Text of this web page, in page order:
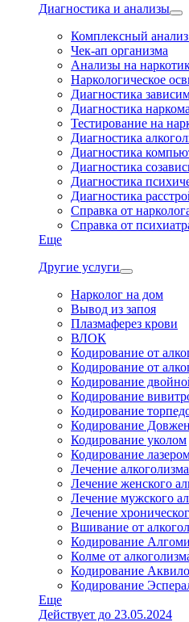
Диагностика и анализы
Комплексный
Чек-ап организма
Анализы на
Наркологическое
Диагностика
Диагностика
Тестирование на
Диагностика
Диагностика
Диагностика
Диагностика
Диагностика
Справка от
Справка от
Еще
Другие услуги
Нарколог на дом
Вывод из запоя
Плазмаферез крови
ВЛОК
Кодирование от
Кодирование от
Кодирование
Кодирование
Кодирование
Кодирование
Кодирование уколом
Кодирование
Лечение алкоголизма
Лечение женского
Лечение мужского
Лечение
Вшивание от
Кодирование
Колме от
Кодирование
Кодирование
Еще
Действует до 23.05.2024